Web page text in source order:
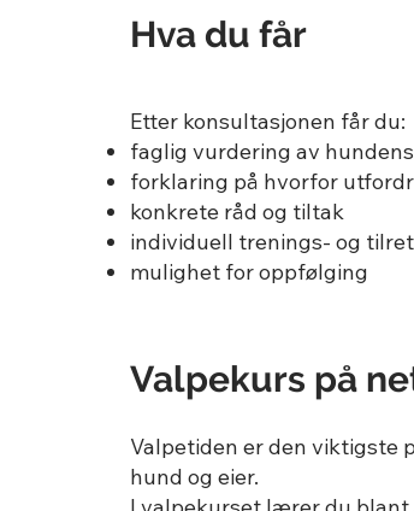
Hva du får
Etter konsultasjonen får du:
faglig vurdering av
forklaring på hvorfor
konkrete råd og tiltak
individuell trenings- og
mulighet for oppfølging
Valpekurs på
Valpetiden er den viktigste
hund og eier.